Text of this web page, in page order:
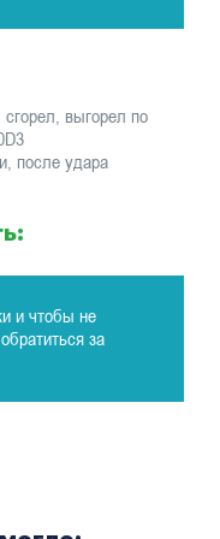
выгорел по
после удара
и чтобы не
за